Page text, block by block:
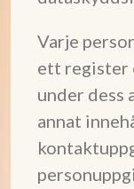
Varje
ett register
under dess
annat